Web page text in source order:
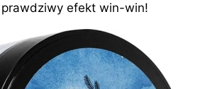
efekt win-win!